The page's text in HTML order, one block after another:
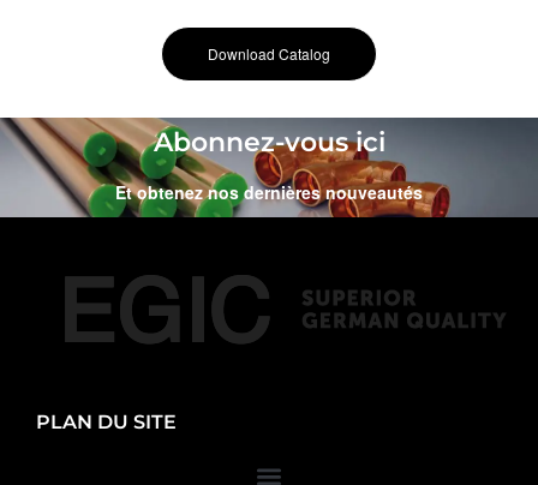
Download Catalog
Abonnez-vous ici
Et obtenez nos dernières nouveautés
PLAN DU SITE